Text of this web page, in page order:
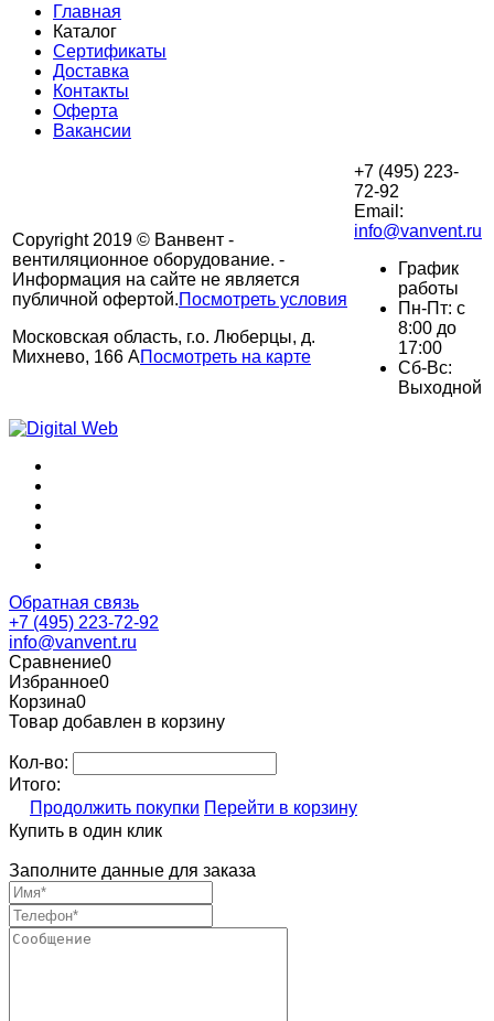
Главная
Каталог
Сертификаты
Доставка
Контакты
Оферта
Вакансии
Copyright 2019 © Ванвент -
вентиляционное оборудование. -
Информация на сайте не является
публичной офертой.Посмотреть условия
Московская область, г.о. Люберцы, д.
Михнево, 166 АПосмотреть на карте
+7 (495) 223-
72-92
Email:
info@vanvent.ru
График
работы
Пн-Пт: с
8:00 до
17:00
Сб-Вс:
Выходной
Обратная связь
+7 (495) 223-72-92
info@vanvent.ru
Сравнение0
Избранное0
Корзина0
Товар добавлен в корзину
Кол-во:
Итого:
Продолжить покупки Перейти в корзину
Купить в один клик
Заполните данные для заказа